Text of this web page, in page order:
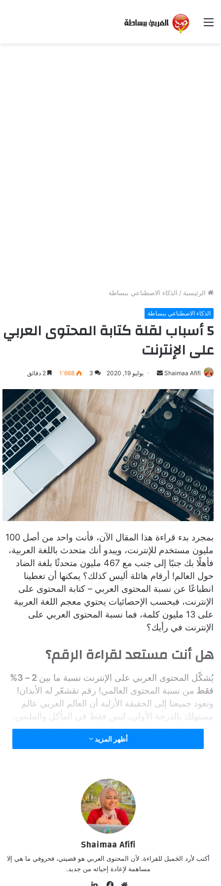
القائمة
الرئيسية / الذكاء الاصطناعي ببساطة
الذكاء الاصطناعي ببساطة
5 أسباب لقلة كتابة المحتوى العربي
على الإنترنت
Shaimaa Afifi
س
ل
ب
ي
د
ا
إ
ل
ك
و
ن
ي
ا
يوليو 19, 2020 3 1٬668
بمجرد بدء قراءة هذا المقال الآن، فأنت واحد من أصل 100
مليون مستخدم للإنترنت، ويبدو أنك متحدث باللغة العربية،
فأهلًا بك جنبًا إلى جنب مع 467 مليون متحدثًا بلغة الضاد
حول العالم! أرقام هائلة أليس كذلك؟ يمكنها أن تعطينا
انطباعًا عن نسبة المحتوى العربي – كتابة المحتوى على
الإنترنت، فبحسب الإحصائيات يحتوي معجم اللغة العربية
على 13 مليون كلمة، فما نسبة المحتوى العربي على
الإنترنت في رأيك؟
هل أنت مستعد لقراءة الرقم؟
يُشكّل المحتوى العربي على الإنترنت نسبة ما بين
2 – 3%
فقط من نسبة المحتوى العالمي! رقم تقشعّر له الأبدان!
ونعود جميعنا إلى الحقيقة الأزلية أن العالم العربي عالم
مستهلك بالدرجة الأولى، ليس فقط في المأكل والملبس،
لكن في المعرفة أيضًا، مما يجعلك تفكر جديًا في تغيير هذا
الوضع خاصة إذا كنت محبًا للغة العربية أولًا وللكتابة ونشر
أظهر المزيد
Shaimaa Afifi
أكتب لأرد الجَميل للقراءة. لأن المحتوى العربي هو قضيتي، فحروفي ما هي إلا
مساهمة لإعادة إحيائه من جديد.